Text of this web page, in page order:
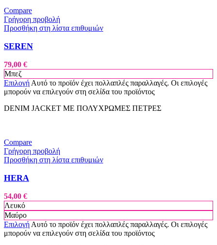
Compare
Γρήγορη προβολή
Προσθήκη στη λίστα επιθυμιών
SEREN
79,00 €
Μπεζ
Επιλογή Αυτό το προϊόν έχει πολλαπλές παραλλαγές. Οι επιλογές
μπορούν να επιλεγούν στη σελίδα του προϊόντος
DENIM JACKET ΜΕ ΠΟΛΥΧΡΩΜΕΣ ΠΕΤΡΕΣ
Compare
Γρήγορη προβολή
Προσθήκη στη λίστα επιθυμιών
HERA
54,00 €
Λευκό
Μαύρο
Επιλογή Αυτό το προϊόν έχει πολλαπλές παραλλαγές. Οι επιλογές
μπορούν να επιλεγούν στη σελίδα του προϊόντος